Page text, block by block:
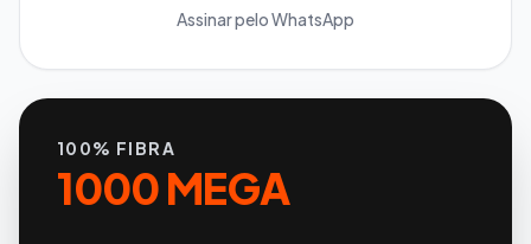
Assinar pelo WhatsApp
100% FIBRA
1000 MEGA